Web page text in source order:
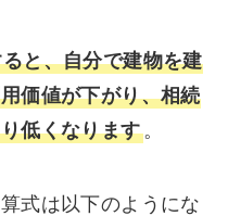
と、自分で建物を建
価値が下がり、相続
低くなります。
式は以下のようにな